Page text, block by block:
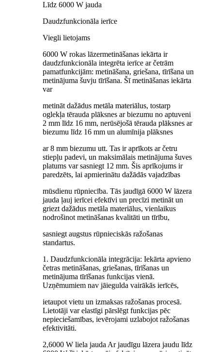
Līdz 6000 W jauda
Daudzfunkcionāla ierīce
Viegli lietojams
6000 W rokas lāzermetināšanas iekārta ir
daudzfunkcionāla integrēta ierīce ar četrām
pamatfunkcijām: metināšana, griešana, tīrīšana un
metinājuma šuvju tīrīšana. Šī metināšanas iekārta
var
metināt dažādus metāla materiālus, tostarp
oglekļa tērauda plāksnes ar biezumu no aptuveni
2 mm līdz 16 mm, nerūsējošā tērauda plāksnes ar
biezumu līdz 16 mm un alumīnija plāksnes
ar 8 mm biezumu utt. Tas ir aprīkots ar četru
stiepļu padevi, un maksimālais metinājuma šuves
platums var sasniegt 12 mm. Šis aprīkojums ir
paredzēts, lai apmierinātu dažādās vajadzības
mūsdienu rūpniecība. Tās jaudīgā 6000 W lāzera
jauda ļauj ierīcei efektīvi un precīzi metināt un
griezt dažādus metāla materiālus, vienlaikus
nodrošinot metināšanas kvalitāti un tīrību,
sasniegt augstus rūpnieciskās ražošanas
standartus.
1. Daudzfunkcionāla integrācija: Iekārta apvieno
četras metināšanas, griešanas, tīrīšanas un
metinājuma tīrīšanas funkcijas vienā.
Uzņēmumiem nav jāiegulda vairākās ierīcēs,
ietaupot vietu un izmaksas ražošanas procesā.
Lietotāji var elastīgi pārslēgt funkcijas pēc
nepieciešamības, ievērojami uzlabojot ražošanas
efektivitāti.
2,6000 W liela jauda Ar jaudīgu lāzera jaudu līdz